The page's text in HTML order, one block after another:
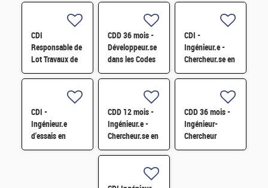
CDI
Responsable de
Lot Travaux de
Démantèlement
CDD 36 mois -
Développeur.se
dans les Codes
de Traitement
Nucléaires et
Monte-Carlo H/F
CDI -
Ingénieur.e -
Chercheur.se en
caractérisation
atomique
tomographique
H/F
CDI -
Ingénieur.e
d'essais en
mécanique
CDD 12 mois -
Ingénieur.e -
Chercheur.se en
Matériaux et
CDD 36 mois -
Ingénieur-
Chercheur
matériaux -